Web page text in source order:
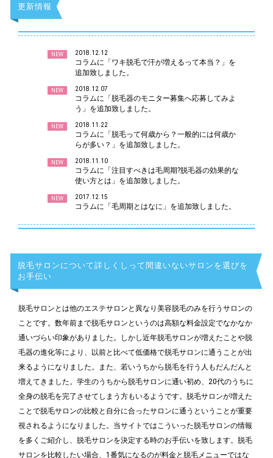
更新情報
NEW 2018.12.12
コラムに「ワキ脱毛で汗が増えるって本当？」を
追加致しました。
NEW 2018.12.07
コラムに「脱毛器のモニター募集へ応募してみよ
う」を追加致しました。
NEW 2018.11.22
コラムに「脱毛って何歳から？一般的には何歳か
らが多い？」を追加致しました。
NEW 2018.11.10
コラムに「注目すべきは毛周期?脱毛器の効果的な
使い方とは」を追加致しました。
NEW 2017.12.15
コラムに「毛周期とはなに」を追加致しました。
脱毛サロンについて詳しくしって間違いないサロンを選びを
お手伝い
脱毛サロンとは他のエステサロンと異なり美容脱毛のみを行うサロンの
ことです。数年前まで脱毛サロンというのは高額な料金設定でなかなか
通いづらい印象がありました。しかし近年脱毛サロンが増えたことや脱
毛器の進化等により、以前と比べて低価格で脱毛サロンに通うことが出
来るようになりました。また、若いうちから脱毛を行う人もだんだんと
増えてきました。学生のうちから脱毛サロンに通い初め、20代のうちに
全身の脱毛を完了させてしまう方もいるようです。脱毛サロンが増えた
ことで脱毛サロンの比較と自分に合ったサロンに通うということが重要
視されるようになりました。当サイトではこういった脱毛サロンの情報
を多くご紹介し、脱毛サロンを決定する時のお手伝いを致します。脱毛
サロンを比較したい場合、1番気になるのが料金と脱毛メニューではな